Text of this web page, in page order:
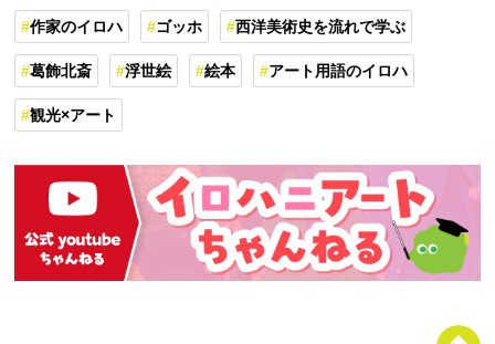
作家のイロハ ゴッホ 西洋美術史を流れで学ぶ
葛飾北斎 浮世絵 絵本 アート用語のイロハ
観光×アート